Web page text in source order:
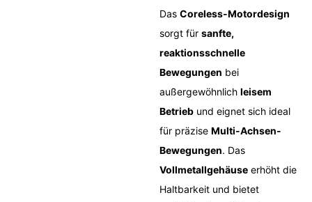
Das Coreless-Motordesign
sorgt für sanfte,
reaktionsschnelle
Bewegungen bei
außergewöhnlich leisem
Betriebund eignet sich ideal
für präzise Multi-Achsen-
Bewegungen. Das
Vollmetallgehäuseerhöht die
Haltbarkeit und bietet